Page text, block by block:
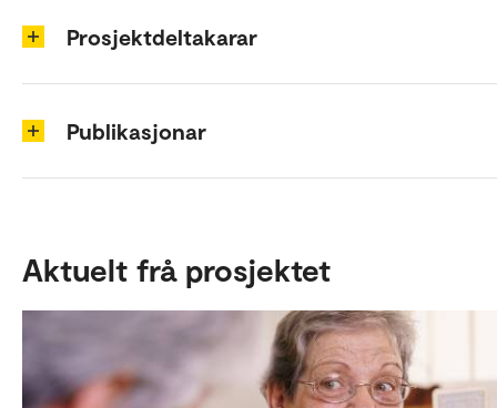
Prosjektdeltakarar
Publikasjonar
Aktuelt frå prosjektet